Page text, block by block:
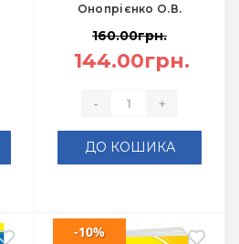
Онопрієнко О.В.
160.00грн.
144.00грн.
- +
ДО КОШИКА
-10%